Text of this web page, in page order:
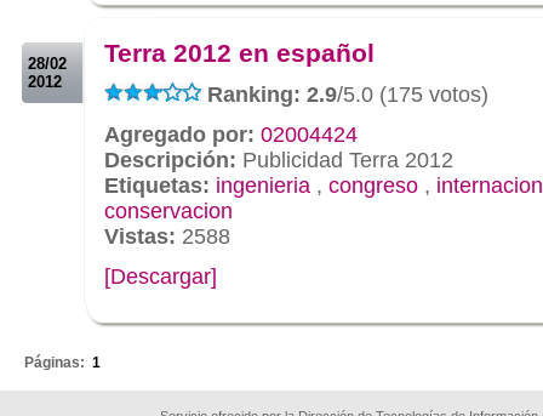
28/02
2012
Terra 2012 en español
Ranking: 2.9/5.0 (175 votos)
Agregado por: 02004424
Descripción: Publicidad Terra 2012
Etiquetas: ingenieria , congreso ,
conservacion
Vistas: 2588
[Descargar]
Páginas: 1